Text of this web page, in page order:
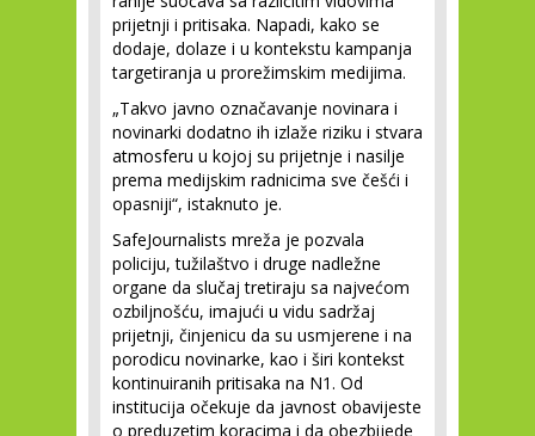
prijetnji i pritisaka. Napadi, kako se
dodaje, dolaze i u kontekstu kampanja
targetiranja u prorežimskim medijima.
„Takvo javno označavanje novinara i
novinarki dodatno ih izlaže riziku i stvara
atmosferu u kojoj su prijetnje i nasilje
prema medijskim radnicima sve češći i
opasniji“, istaknuto je.
SafeJournalists mreža je pozvala
policiju, tužilaštvo i druge nadležne
organe da slučaj tretiraju sa najvećom
ozbiljnošću, imajući u vidu sadržaj
prijetnji, činjenicu da su usmjerene i na
porodicu novinarke, kao i širi kontekst
kontinuiranih pritisaka na N1. Od
institucija očekuje da javnost obavijeste
o preduzetim koracima i da obezbijede